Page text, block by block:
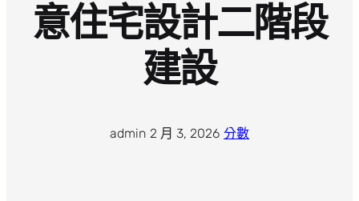
意住宅設計二階段
建設
admin 2 月 3, 2026 分數